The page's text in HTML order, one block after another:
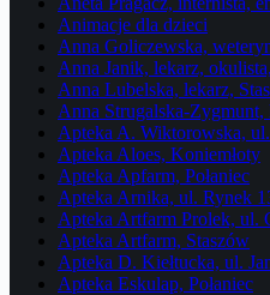
Animacje dla dzieci
Anna Goliczewska,
Anna Janik, lekarz,
Anna Lubelska, lekarz,
Anna Strugalska-
Apteka A. Wiktorowska,
Apteka Aloes, Koniemłoty
Apteka Apfarm, Połaniec
Apteka Arnika, ul. Rynek
Apteka Artfarm Prolek, ul.
Apteka Artfarm, Staszów
Apteka D. Kiełtucka, ul.
Apteka Eskulap, Połaniec